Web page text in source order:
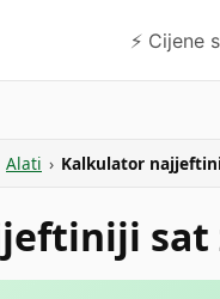
⚡️ Cijene
Alati › Kalkulator
sat